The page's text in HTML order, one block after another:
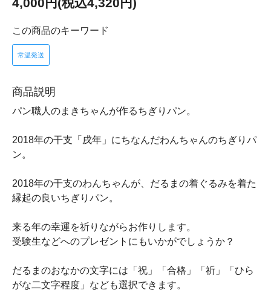
この商品のキーワード
常温発送
商品説明
パン職人のまきちゃんが作るちぎりパン。
2018年の干支「戌年」にちなんだわんちゃんのちぎりパ
ン。
2018年の干支のわんちゃんが、だるまの着ぐるみを着た
縁起の良いちぎりパン。
来る年の幸運を祈りながらお作りします。
受験生などへのプレゼントにもいかがでしょうか？
だるまのおなかの文字には「祝」「合格」「祈」「ひら
がな二文字程度」なども選択できます。